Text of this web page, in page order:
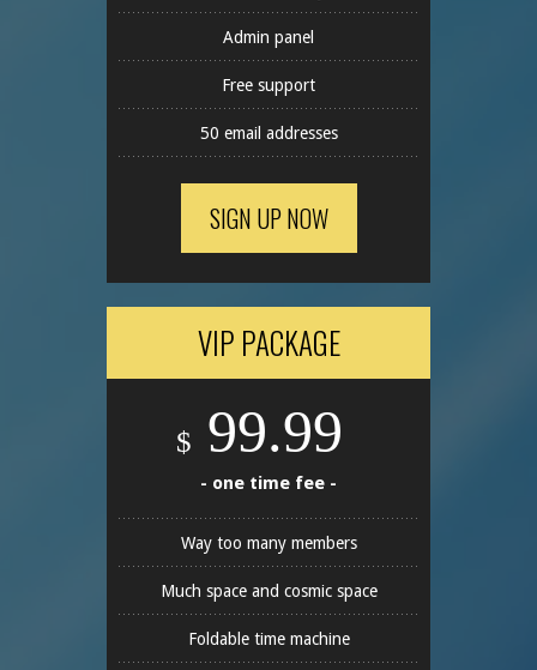
Admin panel
Free support
50 email addresses
SIGN UP NOW
VIP PACKAGE
$ 99.99
- one time fee -
Way too many members
Much space and cosmic space
Foldable time machine